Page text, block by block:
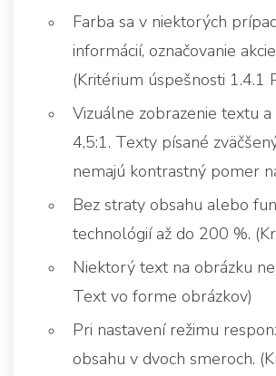
Farba sa v niektorých
informácií, označovanie
(Kritérium úspešnosti 1.4.1
Vizuálne zobrazenie textu
4,5:1. Texty písané
nemajú kontrastný pomer
Bez straty obsahu alebo
technológií až do 200 %.
Niektorý text na obrázku
Text vo forme obrázkov)
Pri nastavení režimu
obsahu v dvoch smeroch.